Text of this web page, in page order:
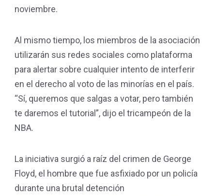
noviembre.
Al mismo tiempo, los miembros de la asociación
utilizarán sus redes sociales como plataforma
para alertar sobre cualquier intento de interferir
en el derecho al voto de las minorías en el país.
“Sí, queremos que salgas a votar, pero también
te daremos el tutorial”, dijo el tricampeón de la
NBA.
La iniciativa surgió a raíz del crimen de George
Floyd, el hombre que fue asfixiado por un policía
durante una brutal detención